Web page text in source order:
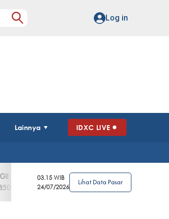
Log in
Lainnya IDXC LIVE
3.39%
AGRO
4
2.63%
AGRS
62
0%
03.15 WIB
24/07/2026
Lihat Data Pasar